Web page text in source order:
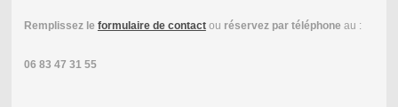
Remplissez le formulaire de contactou réservez par téléphone au :
06 83 47 31 55